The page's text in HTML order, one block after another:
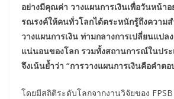
อย่างมีคุณค่า วางแผนการเงินเพื่อวันหน้าอ
รณรงค์ให้คนทัวโลกได้ตระหนักรู้ถึงความ
วางแผนการเงิน ท่ามกลางการเปลี่ยนแปล
แน่นอนของโลก รวมทั้งสถานการณ์ในประ
จึงเน้นย้ำว่า “การวางแผนการเงินคือคำตอ
โดยมีสถิติระดับโลกจากงานวิจัยของ